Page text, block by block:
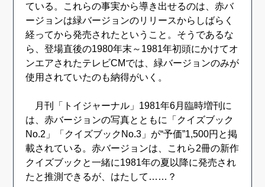
ている。これらの事実から導き出せるのは、赤バ
ージョンは緑バージョンのリリースからしばらく
経ってから発売されたということ。そうであるな
ら、登場直後の1980年末～1981年初頭にかけてオ
ンエアされたテレビCMでは、緑バージョンのみが
使用されていたのも納得がいく。
月刊「トイジャーナル」1981年6月臨時増刊に
は、赤バージョンの写真とともに「クイズブック
No.2」「クイズブックNo.3」が“予価”1,500円と掲
載されている。赤バージョンは、これら2冊の新作
クイズブックと一緒に1981年の夏以降に発売され
たと推測できるが、はたして……？